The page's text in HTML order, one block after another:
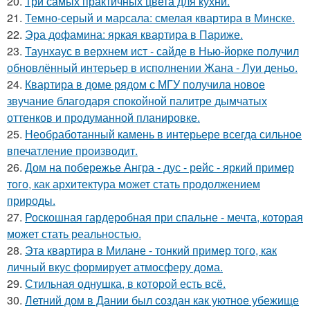
21. Темно-серый и марсала: смелая квартира в Минске.
22. Эра дофамина: яркая квартира в Париже.
23. Таунхаус в верхнем ист - сайде в Нью-йорке получил
обновлённый интерьер в исполнении Жана - Луи деньо.
24. Квартира в доме рядом с МГУ получила новое
звучание благодаря спокойной палитре дымчатых
оттенков и продуманной планировке.
25. Необработанный камень в интерьере всегда сильное
впечатление производит.
26. Дом на побережье Ангра - дус - рейс - яркий пример
того, как архитектура может стать продолжением
природы.
27. Роскошная гардеробная при спальне - мечта, которая
может стать реальностью.
28. Эта квартира в Милане - тонкий пример того, как
личный вкус формирует атмосферу дома.
29. Стильная однушка, в которой есть всё.
30. Летний дом в Дании был создан как уютное убежище